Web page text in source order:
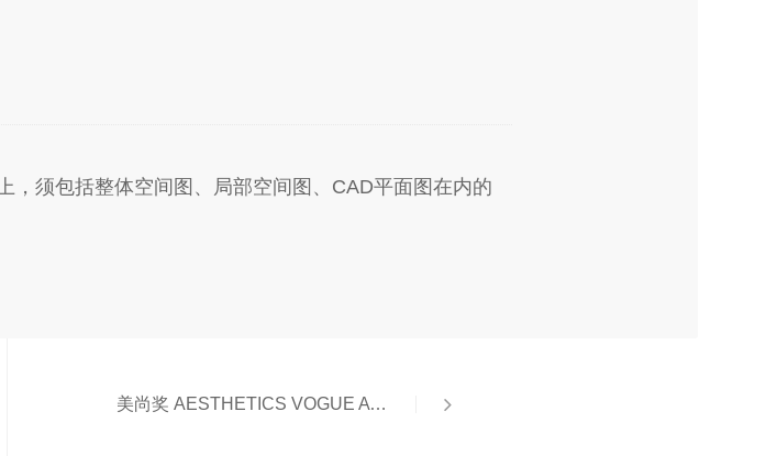
，须包括整体空间图、局部空间图、CAD平面图在内的
美尚奖 AESTHETICS VOGUE AWARD